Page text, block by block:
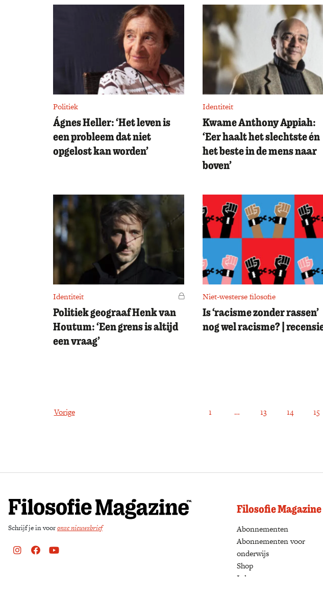
Politiek
Ágnes Heller: ‘Het leven is
een probleem dat niet
opgelost kan worden’
Identiteit
Kwame Anthony Appiah:
‘Eer haalt het slechtste én
het beste in de mens naar
boven’
Identiteit Voor leden
Politiek geograaf Henk van
Houtum: ‘Een grens is altijd
een vraag’
Niet-westerse filosofie
Is ‘racisme zonder rassen’
nog wel racisme? |
Vorige 1 … 13 14 15
Schrijf je in vooronze nieuwsbrief
Instagram
FacebookYoutube
Filosofie Magazine
Abonnementen (opens
Abonnementen voor
onderwijs
Shop
Inloggen